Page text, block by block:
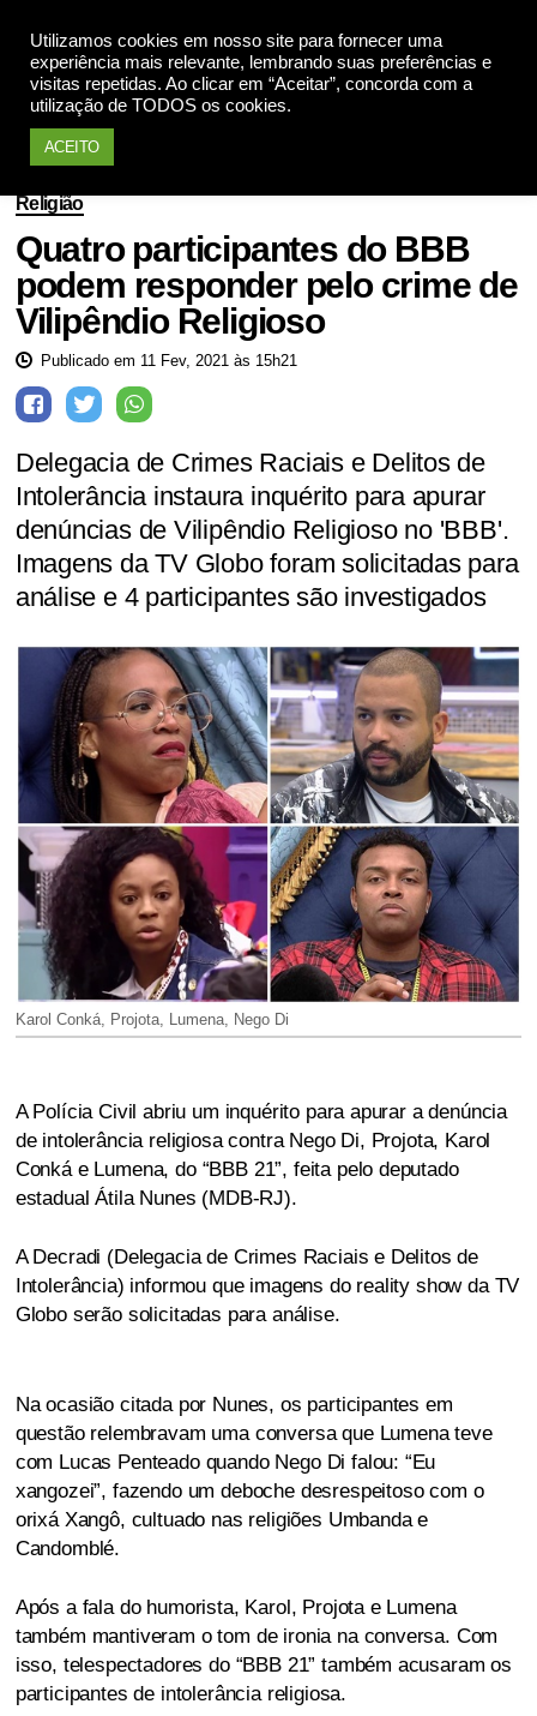
Utilizamos cookies em nosso site para fornecer uma
experiência mais relevante, lembrando suas preferências e
visitas repetidas. Ao clicar em “Aceitar”, concorda com a
utilização de TODOS os cookies.
ACEITO
Religião
Quatro participantes do BBB
podem responder pelo crime de
Vilipêndio Religioso
Publicado em 11 Fev, 2021 às 15h21
Delegacia de Crimes Raciais e Delitos de
Intolerância instaura inquérito para apurar
denúncias de Vilipêndio Religioso no 'BBB'.
Imagens da TV Globo foram solicitadas para
análise e 4 participantes são investigados
Karol Conká, Projota, Lumena, Nego Di
A Polícia Civil abriu um inquérito para apurar a denúncia
de intolerância religiosa contra Nego Di, Projota, Karol
Conká e Lumena, do “BBB 21”, feita pelo deputado
estadual Átila Nunes (MDB-RJ).
A Decradi (Delegacia de Crimes Raciais e Delitos de
Intolerância) informou que imagens do reality show da TV
Globo serão solicitadas para análise.
Na ocasião citada por Nunes, os participantes em
questão relembravam uma conversa que Lumena teve
com Lucas Penteado quando Nego Di falou: “Eu
xangozei”, fazendo um deboche desrespeitoso com o
orixá Xangô, cultuado nas religiões Umbanda e
Candomblé.
Após a fala do humorista, Karol, Projota e Lumena
também mantiveram o tom de ironia na conversa. Com
isso, telespectadores do “BBB 21” também acusaram os
participantes de intolerância religiosa.